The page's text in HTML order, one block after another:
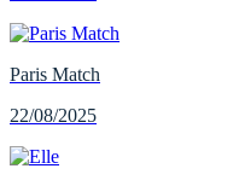
Paris Match
22/08/2025